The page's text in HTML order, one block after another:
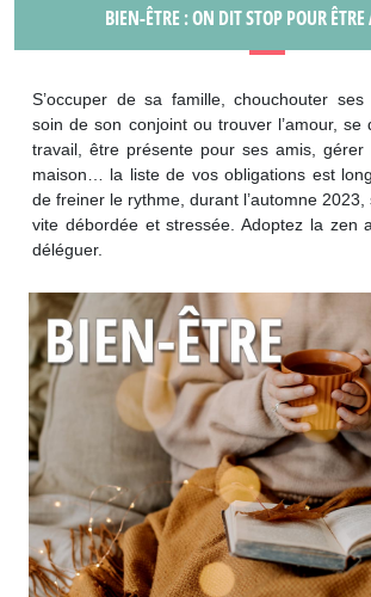
BIEN-ÊTRE : ON DIT STOP POUR
S’occuper de sa famille, chouchouter
soin de son conjoint ou trouver l’amour, se
travail, être présente pour ses amis,
maison… la liste de vos obligations est
de freiner le rythme, durant l’automne
vite débordée et stressée. Adoptez la zen
déléguer.